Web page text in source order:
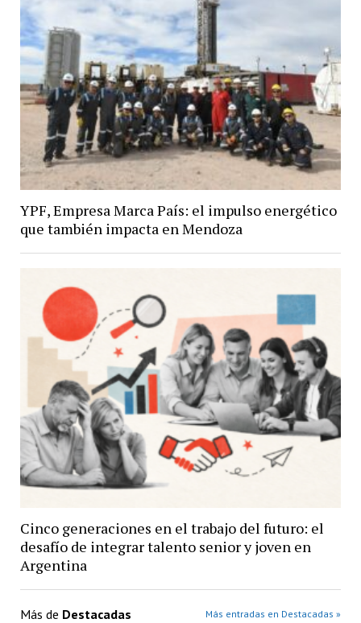
YPF, Empresa Marca País: el impulso energético
que también impacta en Mendoza
Cinco generaciones en el trabajo del futuro: el
desafío de integrar talento senior y joven en
Argentina
Más de Destacadas Más entradas en Destacadas »